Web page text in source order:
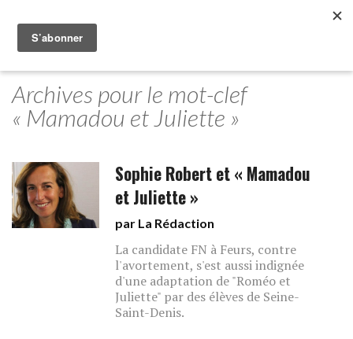
Archives pour le mot-clef
« Mamadou et Juliette »
Sophie Robert et « Mamadou
et Juliette »
par La Rédaction
La candidate FN à Feurs, contre
l'avortement, s'est aussi indignée
d'une adaptation de "Roméo et
Juliette" par des élèves de Seine-
Saint-Denis.